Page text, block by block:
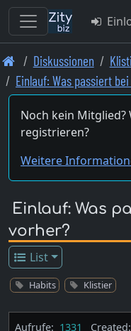
Skip
to
main
content
Diskussionen
Einlauf: Was passiert
Noch kein
registrieren?
Weitere
Einlauf: Was
vorher?
List
Habits Klistier
Aufrufe: 1331 Created: